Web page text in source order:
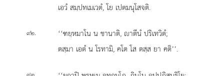
เอวํ สมฺปทเมเวตํ, โย เปตมนุโสจติ.
๙๒.
‘‘ฑยฺหมาโน น ชานาติ, าตีนํ ปริเทวิตํ;
ตสฺมา เอตํ น โรทามิ, คโต โส ตสฺส ยา คติ’’.